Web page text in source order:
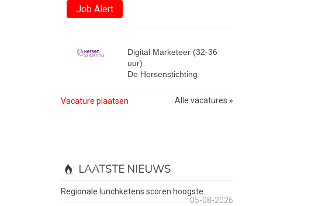
Job Alert
Digital Marketeer (32-36
uur)
De Hersenstichting
Vacature plaatsen Alle vacatures »
LAATSTE NIEUWS
Regionale lunchketens scoren hoogste...
05-08-2026